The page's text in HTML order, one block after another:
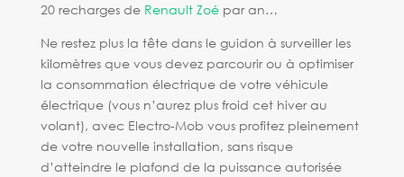
20 recharges de Renault Zoépar an…
Ne restez plus la tête dans le guidon à surveiller les
kilomètres que vous devez parcourir ou à optimiser
la consommation électrique de votre véhicule
électrique (vous n’aurez plus froid cet hiver au
volant), avec Electro-Mob vous profitez pleinement
de votre nouvelle installation, sans risque
d’atteindre le plafond de la puissance autorisée